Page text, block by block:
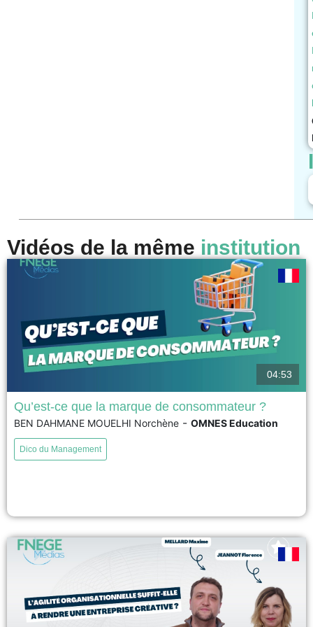
Vidéos de la même institution
La marque de consommateur est une marque qui se construit avec ses
clients, en les impliquant dans les décisions concernant les produits, les
prix ou les engagements de l'entreprise. Les consommateurs deviennent
voir
04:53
Qu’est-ce que la marque de consommateur ?
BEN DAHMANE MOUELHI Norchène - OMNES Education
Dico du Management